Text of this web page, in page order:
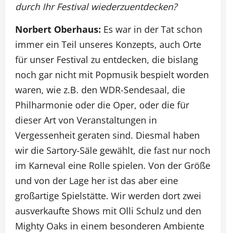
durch Ihr Festival wiederzuentdecken?
Norbert Oberhaus: Es war in der Tat schon
immer ein Teil unseres Konzepts, auch Orte
für unser Festival zu entdecken, die bislang
noch gar nicht mit Popmusik bespielt worden
waren, wie z.B. den WDR-Sendesaal, die
Philharmonie oder die Oper, oder die für
dieser Art von Veranstaltungen in
Vergessenheit geraten sind. Diesmal haben
wir die Sartory-Säle gewählt, die fast nur noch
im Karneval eine Rolle spielen. Von der Größe
und von der Lage her ist das aber eine
großartige Spielstätte. Wir werden dort zwei
ausverkaufte Shows mit Olli Schulz und den
Mighty Oaks in einem besonderen Ambiente